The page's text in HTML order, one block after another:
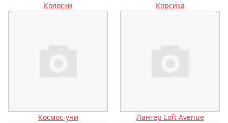
Колоски Корсика
Космос-уни Лангер Loft Avenue